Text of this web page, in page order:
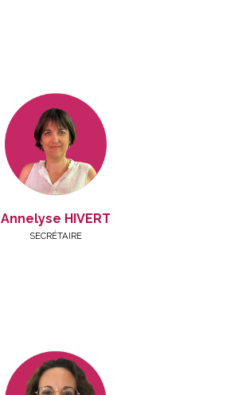
Annelyse HIVERT
SECRÉTAIRE